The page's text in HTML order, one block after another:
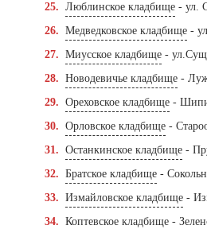
Люблинское кладбище - ул.
Медведковское кладбище -
Миусское кладбище -
Новодевичье кладбище -
Ореховское кладбище -
Орловское кладбище -
Останкинское кладбище -
Братское кладбище -
Измайловское кладбище -
Коптевское кладбище -